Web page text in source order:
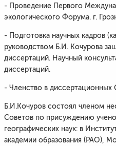
- Проведение Первого
экологического Форума. г.
- Подготовка научных кадров
руководством Б.И. Кочурова
диссертаций. Научный
диссертаций.
- Членство в диссертационных
Б.И.Кочуров состоял членом
Советов по присуждению
географических наук: в
академии образования (РАО),